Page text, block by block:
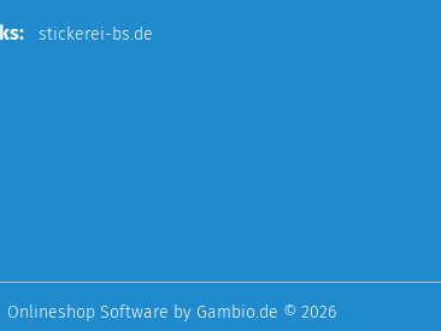
stickerei-bs.de
Onlineshop Software by Gambio.de © 2026